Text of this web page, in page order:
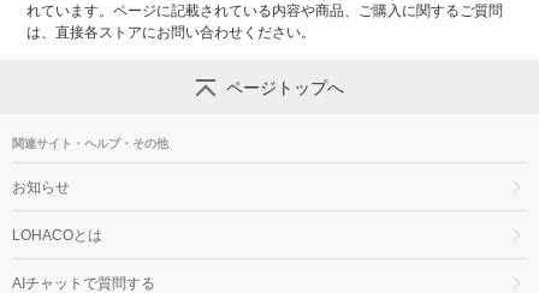
れています。ページに記載されている内容や商品、ご購入に関するご質問
は、直接各ストアにお問い合わせください。
ページトップへ
関連サイト・ヘルプ・その他
お知らせ
LOHACOとは
AIチャットで質問する